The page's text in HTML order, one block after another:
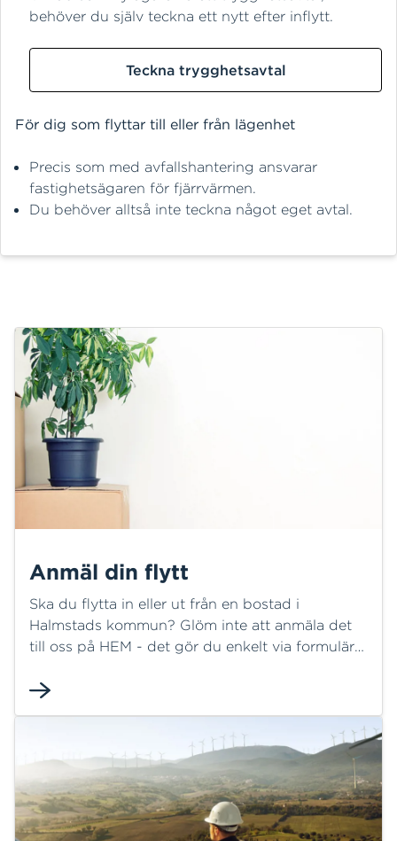
behöver du själv teckna ett nytt efter inflytt.
Teckna trygghetsavtal
För dig som flyttar till eller från lägenhet
Precis som med avfallshantering ansvarar
fastighetsägaren för fjärrvärmen.
Du behöver alltså inte teckna något eget avtal.
Anmäl din flytt
Ska du flytta in eller ut från en bostad i
Halmstads kommun? Glöm inte att anmäla det
till oss på HEM - det gör du enkelt via formuläret